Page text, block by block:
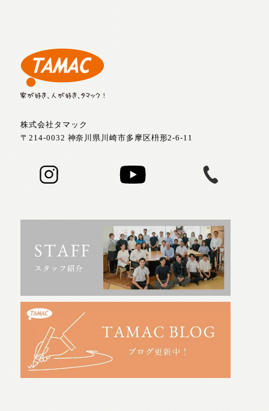
株式会社タマック
〒214-0032 神奈川県川崎市多摩区枡形2-6-11